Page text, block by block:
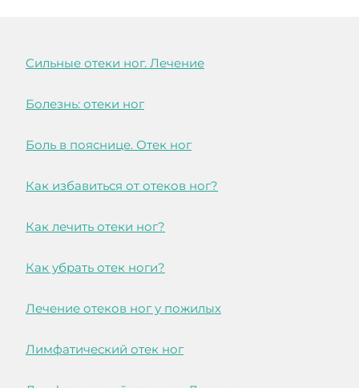
Cильные отеки ног. Лечение
Болезнь: отеки ног
Боль в пояснице. Отек ног
Как избавиться от отеков ног?
Как лечить отеки ног?
Как убрать отек ноги?
Лечение отеков ног у пожилых
Лимфатический отек ног